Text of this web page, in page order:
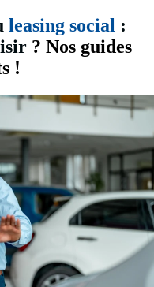
leasing social :
? Nos guides
!